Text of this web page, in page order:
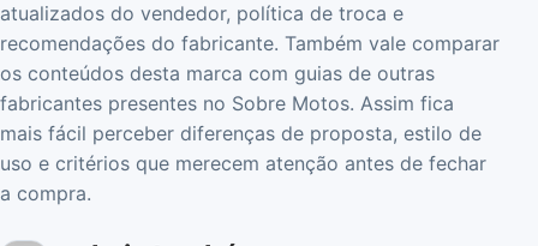
atualizados do vendedor, política de troca e
recomendações do fabricante. Também vale comparar
os conteúdos desta marca com guias de outras
fabricantes presentes no Sobre Motos. Assim fica
mais fácil perceber diferenças de proposta, estilo de
uso e critérios que merecem atenção antes de fechar
a compra.
Abrir o artigo: Review Completo do Capacete Peels